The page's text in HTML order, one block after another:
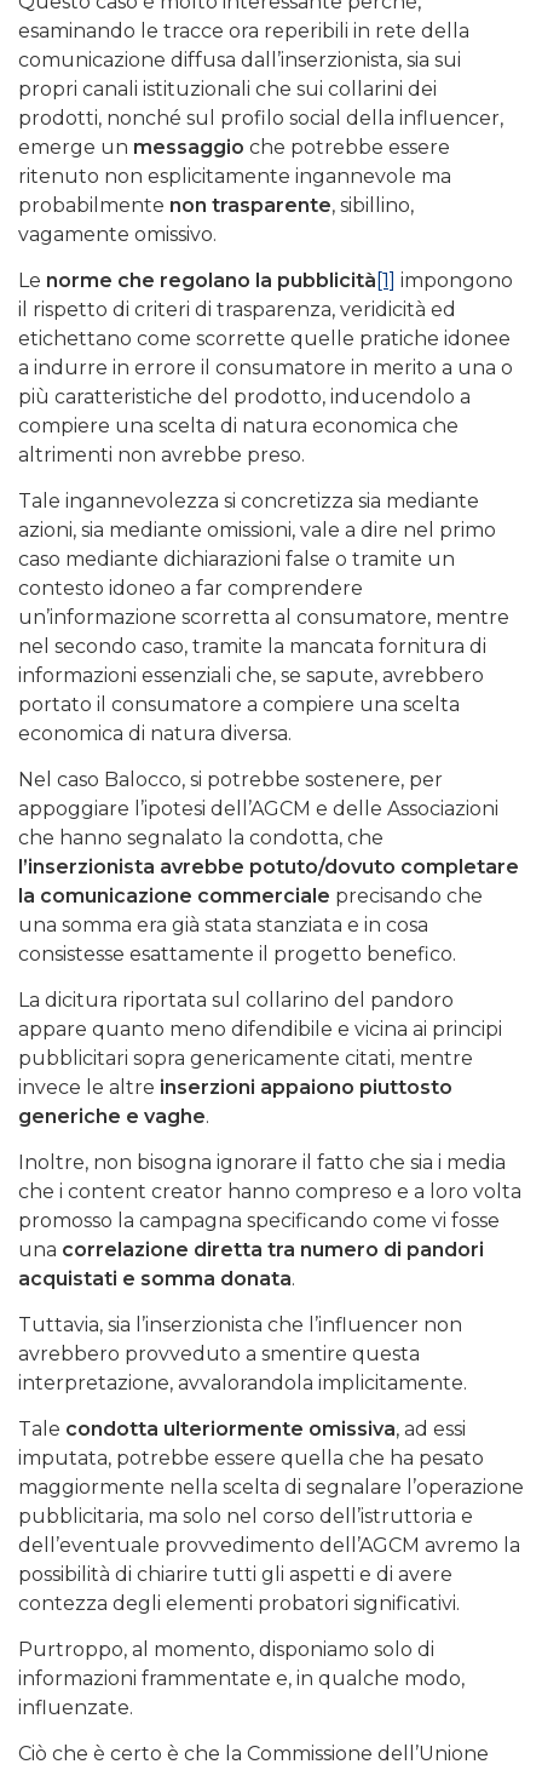
esaminando le tracce ora reperibili in rete della
comunicazione diffusa dall’inserzionista, sia sui
propri canali istituzionali che sui collarini dei
prodotti, nonché sul profilo social della influencer,
emerge un messaggio che potrebbe essere
ritenuto non esplicitamente ingannevole ma
probabilmente non trasparente, sibillino,
vagamente omissivo.
Le norme che regolano la pubblicità [1]
impongono
il rispetto di criteri di trasparenza, veridicità ed
etichettano come scorrette quelle pratiche idonee
a indurre in errore il consumatore in merito a una o
più caratteristiche del prodotto, inducendolo a
compiere una scelta di natura economica che
altrimenti non avrebbe preso.
Tale ingannevolezza si concretizza sia mediante
azioni, sia mediante omissioni, vale a dire nel primo
caso mediante dichiarazioni false o tramite un
contesto idoneo a far comprendere
un’informazione scorretta al consumatore, mentre
nel secondo caso, tramite la mancata fornitura di
informazioni essenziali che, se sapute, avrebbero
portato il consumatore a compiere una scelta
economica di natura diversa.
Nel caso Balocco, si potrebbe sostenere, per
appoggiare l’ipotesi dell’AGCM e delle Associazioni
che hanno segnalato la condotta, che
l’inserzionista avrebbe potuto/dovuto completare
la comunicazione commerciale precisando che
una somma era già stata stanziata e in cosa
consistesse esattamente il progetto benefico.
La dicitura riportata sul collarino del pandoro
appare quanto meno difendibile e vicina ai principi
pubblicitari sopra genericamente citati, mentre
invece le altre inserzioni appaiono piuttosto
generiche e vaghe.
Inoltre, non bisogna ignorare il fatto che sia i media
che i content creator hanno compreso e a loro volta
promosso la campagna specificando come vi fosse
una correlazione diretta tra numero di pandori
acquistati e somma donata.
Tuttavia, sia l’inserzionista che l’influencer non
avrebbero provveduto a smentire questa
interpretazione, avvalorandola implicitamente.
Tale condotta ulteriormente omissiva, ad essi
imputata, potrebbe essere quella che ha pesato
maggiormente nella scelta di segnalare l’operazione
pubblicitaria, ma solo nel corso dell’istruttoria e
dell’eventuale provvedimento dell’AGCM avremo la
possibilità di chiarire tutti gli aspetti e di avere
contezza degli elementi probatori significativi.
Purtroppo, al momento, disponiamo solo di
informazioni frammentate e, in qualche modo,
influenzate.
Ciò che è certo è che la Commissione dell’Unione